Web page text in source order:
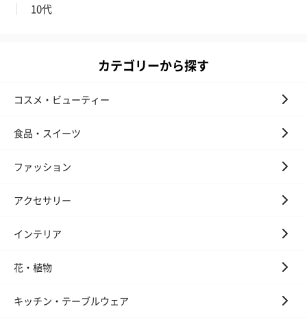
10代
カテゴリーから探す
コスメ・ビューティー
食品・スイーツ
ファッション
アクセサリー
インテリア
花・植物
キッチン・テーブルウェア